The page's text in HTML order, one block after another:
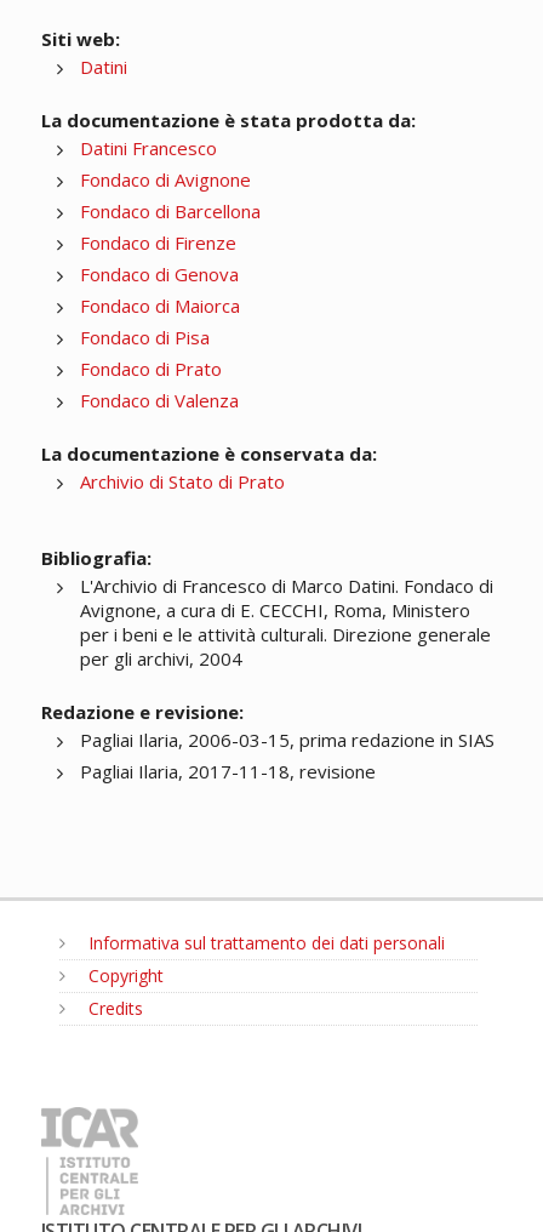
Siti web:
Datini
La documentazione è stata prodotta da:
Datini Francesco
Fondaco di Avignone
Fondaco di Barcellona
Fondaco di Firenze
Fondaco di Genova
Fondaco di Maiorca
Fondaco di Pisa
Fondaco di Prato
Fondaco di Valenza
La documentazione è conservata da:
Archivio di Stato di Prato
Bibliografia:
L'Archivio di Francesco di Marco Datini. Fondaco di
Avignone, a cura di E. CECCHI, Roma, Ministero
per i beni e le attività culturali. Direzione generale
per gli archivi, 2004
Redazione e revisione:
Pagliai Ilaria, 2006-03-15, prima redazione in SIAS
Pagliai Ilaria, 2017-11-18, revisione
Informativa sul trattamento dei dati personali
Copyright
Credits